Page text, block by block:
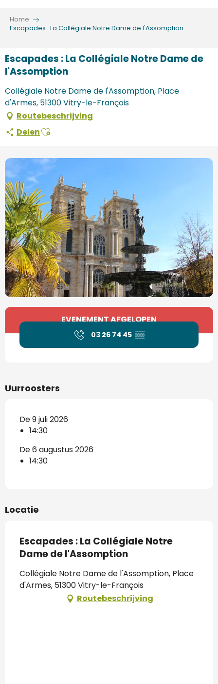
contenu
Home
Escapades : La Collégiale Notre Dame de l'Assomption
Escapades : La Collégiale Notre Dame de
l'Assomption
Collégiale Notre Dame de l'Assomption, Place
d'Armes, 51300 Vitry-le-François
Routebeschrijving
DelenAjouter aux favoris
Openingstijden en contactgegevens
EVENEMENT AFGELOPEN
03 26 74 45 ▒▒
Uurroosters
De 9 juli 2026
14:30
De 6 augustus 2026
14:30
Locatie
Escapades : La Collégiale Notre
Dame de l'Assomption
Collégiale Notre Dame de l'Assomption, Place
d'Armes, 51300 Vitry-le-François
Routebeschrijving